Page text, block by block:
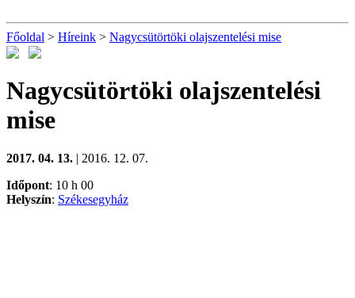
Főoldal > Híreink > Nagycsütörtöki olajszentelési mise
Nagycsütörtöki olajszentelési
mise
2017. 04. 13. | 2016. 12. 07.
Időpont: 10 h 00
Helyszín: Székesegyház